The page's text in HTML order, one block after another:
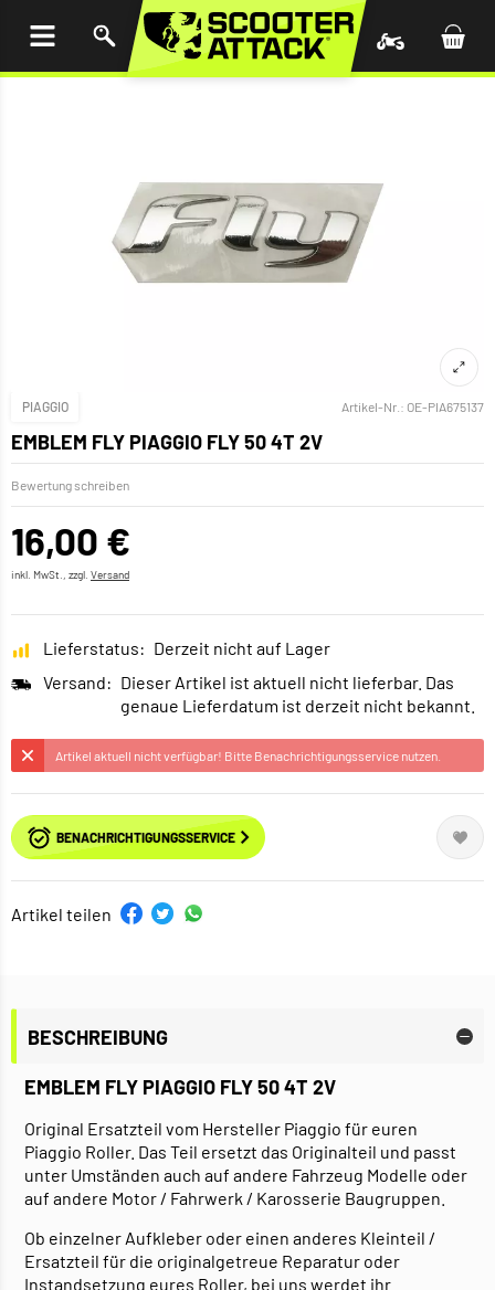
PIAGGIO Artikel-Nr.: OE-PIA675137
EMBLEM FLY PIAGGIO FLY 50 4T 2V
Bewertung schreiben
16,00 €
inkl. MwSt., zzgl. Versand
Lieferstatus: Derzeit nicht auf Lager
Versand: Dieser Artikel ist aktuell nicht lieferbar. Das
genaue Lieferdatum ist derzeit nicht bekannt.
Artikel aktuell nicht verfügbar! Bitte Benachrichtigungsservice nutzen.
BENACHRICHTIGUNGSSERVICE
Artikel teilen
BESCHREIBUNG
EMBLEM FLY PIAGGIO FLY 50 4T 2V
Original Ersatzteil vom Hersteller Piaggio für euren
Piaggio Roller. Das Teil ersetzt das Originalteil und passt
unter Umständen auch auf andere Fahrzeug Modelle oder
auf andere Motor / Fahrwerk / Karosserie Baugruppen.
Ob einzelner Aufkleber oder einen anderes Kleinteil /
Ersatzteil für die originalgetreue Reparatur oder
Instandsetzung eures Roller, bei uns werdet ihr